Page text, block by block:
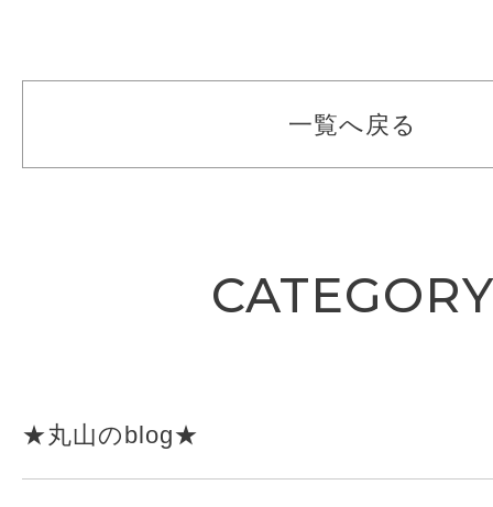
一覧へ戻る
CATEGORY
★丸山のblog★